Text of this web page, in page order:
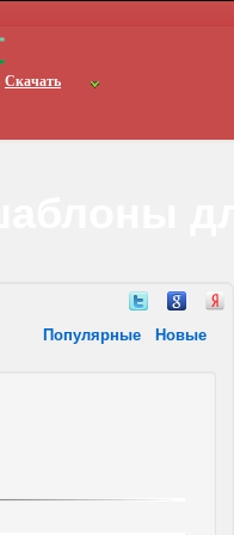
Скачать
Популярные Новые